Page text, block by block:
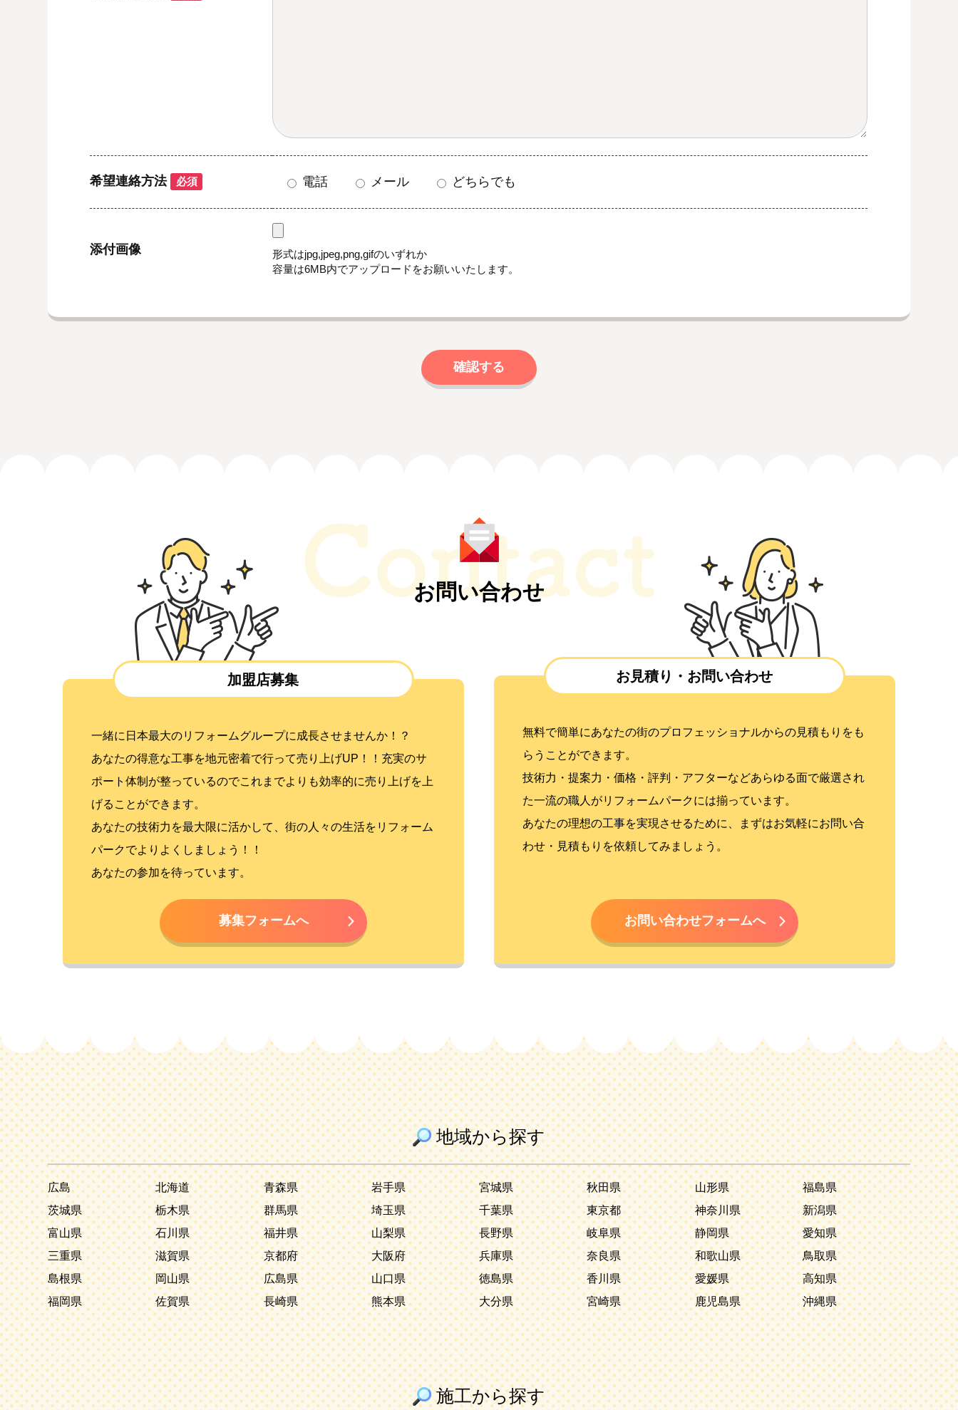
希望連絡方法 必須 電話 メール どちらでも
添付画像
形式はjpg,jpeg,png,gifのいずれか
容量は6MB内でアップロードをお願いいたします。
お問い合わせ
加盟店募集
一緒に日本最大のリフォームグループに成長させませんか！？
あなたの得意な工事を地元密着で行って売り上げUP！！充実のサ
ポート体制が整っているのでこれまでよりも効率的に売り上げを上
げることができます。
あなたの技術力を最大限に活かして、街の人々の生活をリフォーム
パークでよりよくしましょう！！
あなたの参加を待っています。
募集フォームへ
お見積り・お問い合わせ
無料で簡単にあなたの街のプロフェッショナルからの見積もりをも
らうことができます。
技術力・提案力・価格・評判・アフターなどあらゆる面で厳選され
た一流の職人がリフォームパークには揃っています。
あなたの理想の工事を実現させるために、まずはお気軽にお問い合
わせ・見積もりを依頼してみましょう。
お問い合わせフォームへ
地域から探す
広島 北海道 青森県 岩手県 宮城県 秋田県 山形県
福島県
茨城県
栃木県 群馬県 埼玉県 千葉県 東京都 神奈川県
新潟県
富山県
石川県 福井県 山梨県 長野県 岐阜県 静岡県
愛知県
三重県
滋賀県 京都府 大阪府 兵庫県 奈良県 和歌山県
鳥取県
島根県
岡山県 広島県 山口県 徳島県 香川県 愛媛県
高知県
福岡県
佐賀県 長崎県 熊本県 大分県 宮崎県 鹿児島県 沖縄県
施工から探す